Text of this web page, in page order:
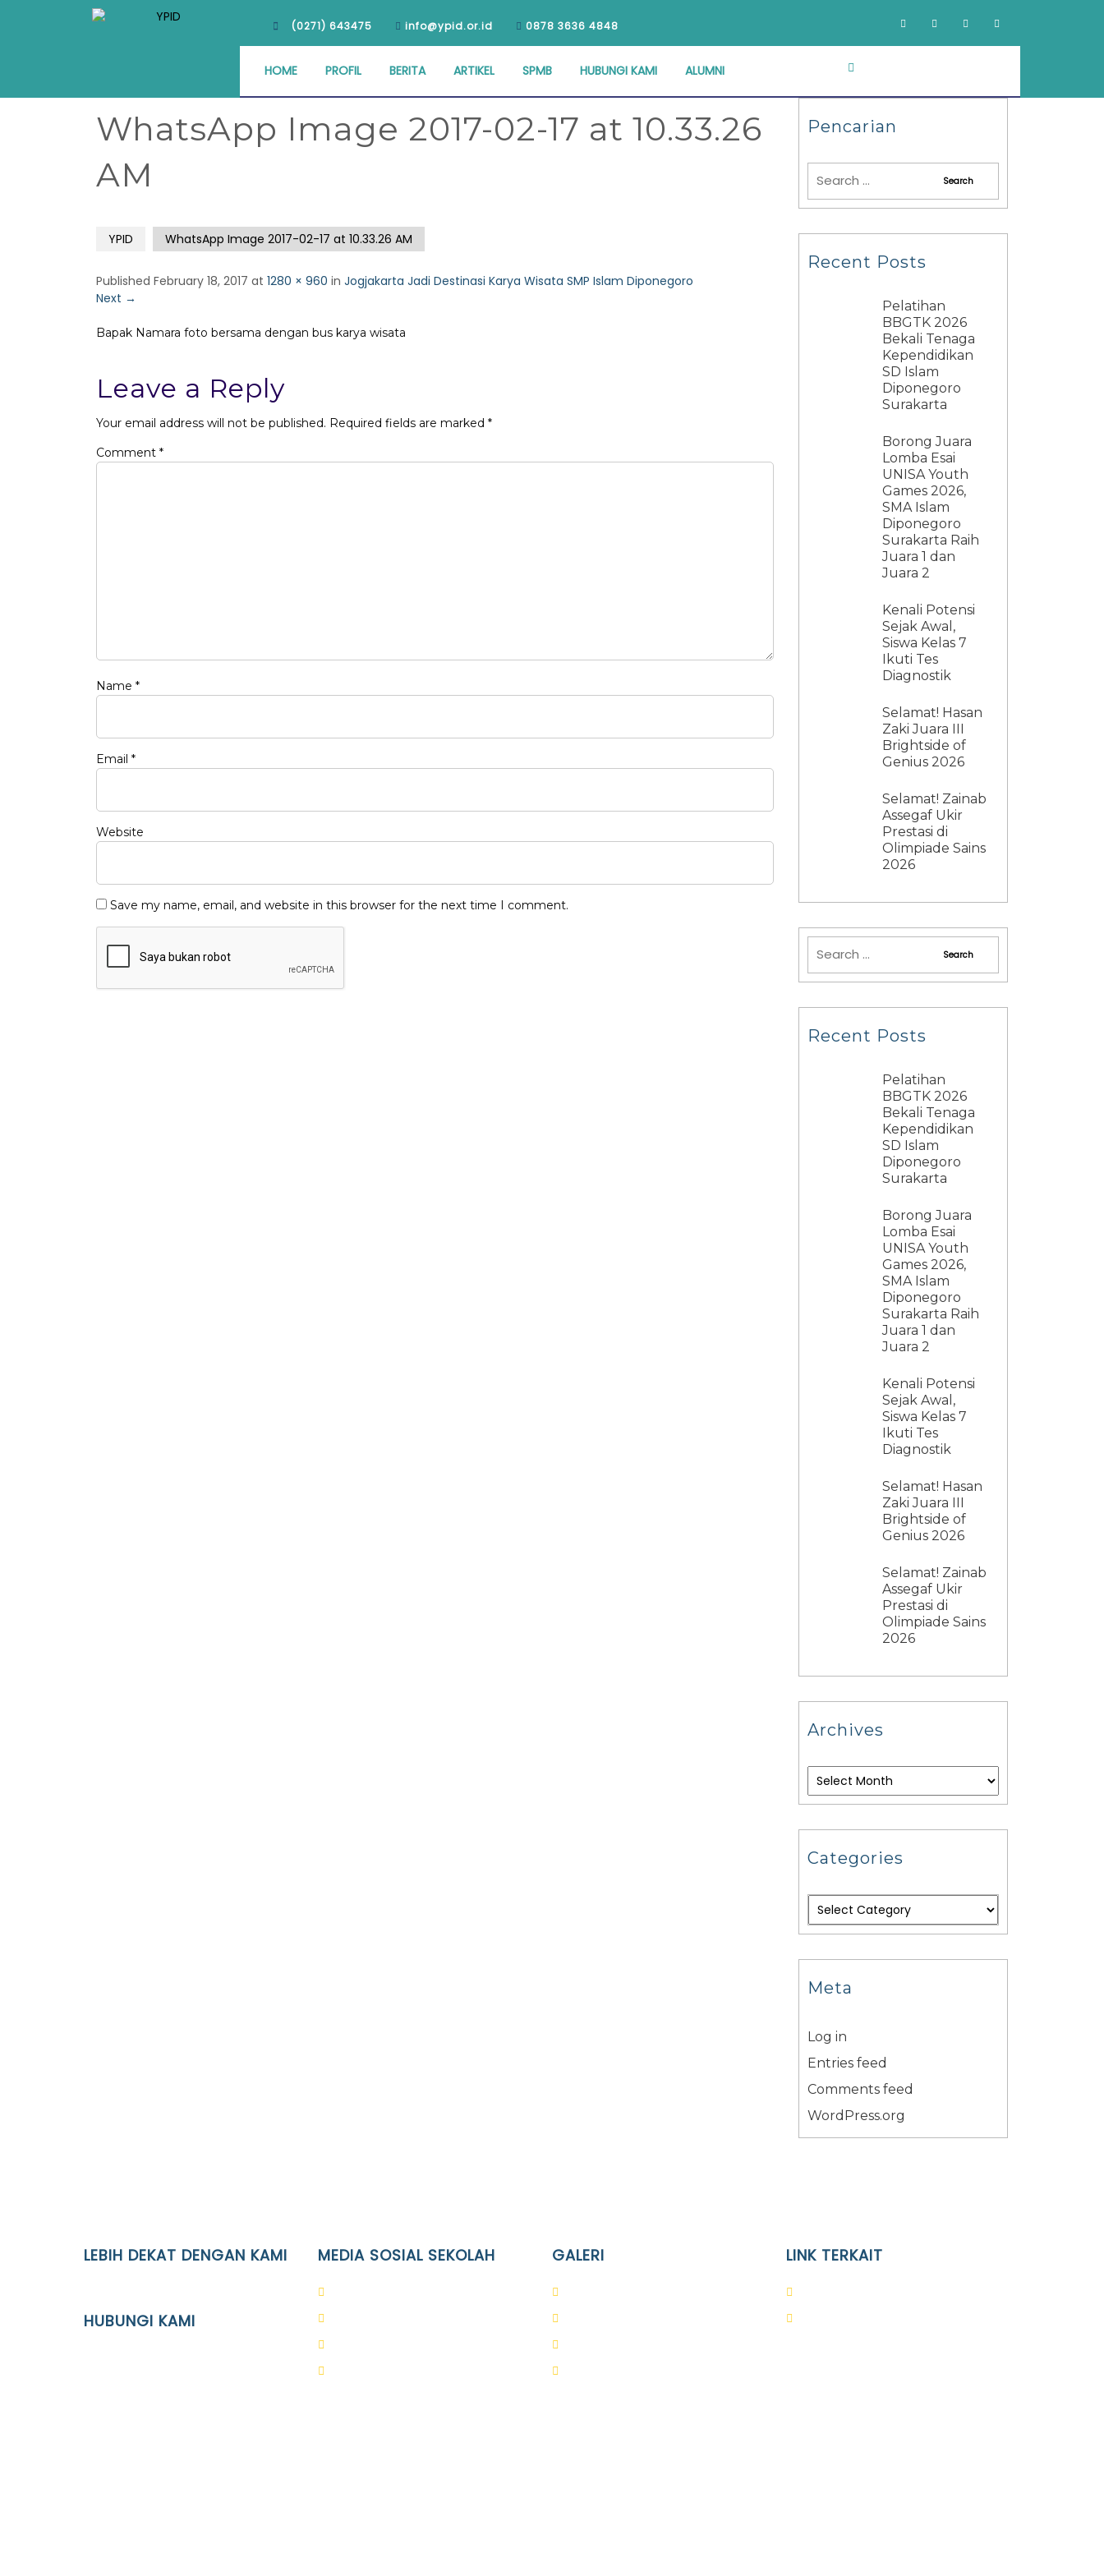
(0271) 643475 info@ypid.or.id 0878 3636 4848
HOME PROFIL BERITA ARTIKEL SPMB HUBUNGI KAMI ALUMNI
WhatsApp Image 2017-02-17 at 10.33.26
AM
YPID WhatsApp Image 2017-02-17 at 10.33.26 AM
Published February 18, 2017 at 1280 × 960 in Jogjakarta Jadi Destinasi Karya Wisata SMP Islam Diponegoro
Next →
Bapak Namara foto bersama dengan bus karya wisata
Leave a Reply
Your email address will not be published. Required fields are marked *
Comment *
Name *
Email *
Website
Save my name, email, and website in this browser for the next time I comment.
Pencarian
Recent Posts
Pelatihan
BBGTK 2026
Bekali Tenaga
Kependidikan
SD Islam
Diponegoro
Surakarta
Borong Juara
Lomba Esai
UNISA Youth
Games 2026,
SMA Islam
Diponegoro
Surakarta Raih
Juara 1 dan
Juara 2
Kenali Potensi
Sejak Awal,
Siswa Kelas 7
Ikuti Tes
Diagnostik
Selamat! Hasan
Zaki Juara III
Brightside of
Genius 2026
Selamat! Zainab
Assegaf Ukir
Prestasi di
Olimpiade Sains
2026
Recent Posts
Pelatihan
BBGTK 2026
Bekali Tenaga
Kependidikan
SD Islam
Diponegoro
Surakarta
Borong Juara
Lomba Esai
UNISA Youth
Games 2026,
SMA Islam
Diponegoro
Surakarta Raih
Juara 1 dan
Juara 2
Kenali Potensi
Sejak Awal,
Siswa Kelas 7
Ikuti Tes
Diagnostik
Selamat! Hasan
Zaki Juara III
Brightside of
Genius 2026
Selamat! Zainab
Assegaf Ukir
Prestasi di
Olimpiade Sains
2026
Archives
Categories
Meta
Log in
Entries feed
Comments feed
WordPress.org
LEBIH DEKAT DENGAN KAMI
HUBUNGI KAMI
MEDIA SOSIAL SEKOLAH GALERI LINK TERKAIT